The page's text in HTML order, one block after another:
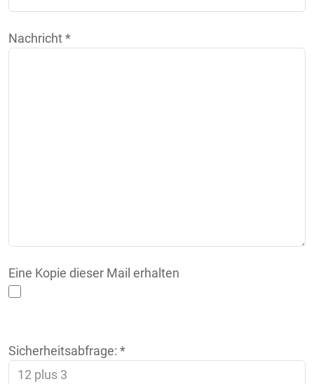
Nachricht*
Eine Kopie dieser Mail erhalten
Sicherheitsabfrage: *